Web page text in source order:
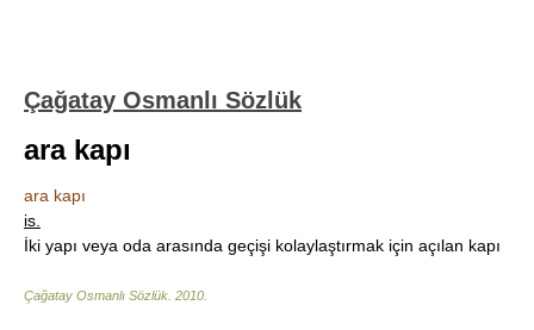
Çağatay Osmanlı Sözlük
ara kapı
ara kapı
is.
İki yapı veya oda arasında geçişi kolaylaştırmak için açılan kapı
Çağatay Osmanlı Sözlük 2010